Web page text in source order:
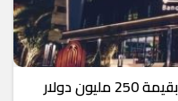
بنك القاهرة يشارك في ترتيب قرض بقيمة 250 مليون دولار